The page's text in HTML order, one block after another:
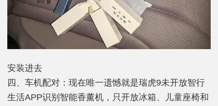
安装进去
四、车机配对：现在唯一遗憾就是瑞虎9未开放智行
生活APP识别智能香薰机，只开放冰箱、儿童座椅和